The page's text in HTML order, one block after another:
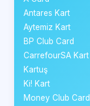
Antares Kart
Aytemiz Kart
BP Club Card
CarrefourSA Kart
Kartuş
Ki! Kart
Money Club Card